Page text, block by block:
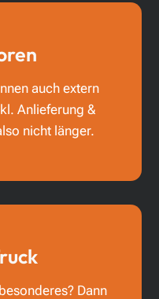
auch extern
Anlieferung &
nicht länger.
Dann